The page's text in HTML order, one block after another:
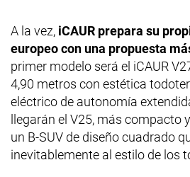
A la vez, iCAUR prepara su
europeo con una propuesta
primer modelo será el iCAUR
4,90 metros con estética
eléctrico de autonomía
llegarán el V25, más compacto
un B-SUV de diseño cuadrado
inevitablemente al estilo de los